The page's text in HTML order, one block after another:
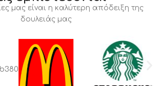
μας είναι η καλύτερη απόδειξη της
δουλειάς μας